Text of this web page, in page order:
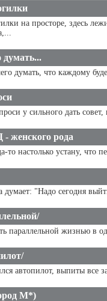
на просторе, здесь
думать...
думать, что каждому
у сильного дать
женского рода
то настолько устану,
думает: "Надо сегодня
параллельной жизнью в
автопилот, выпиты все
М*)